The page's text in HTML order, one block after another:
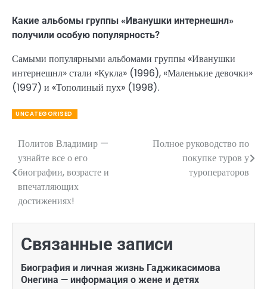
Какие альбомы группы «Иванушки интернешнл»
получили особую популярность?
Самыми популярными альбомами группы «Иванушки
интернешнл» стали «Кукла» (1996), «Маленькие девочки»
(1997) и «Тополиный пух» (1998).
UNCATEGORISED
Навигация
по
записям
Политов Владимир —
узнайте все о его
биографии, возрасте и
впечатляющих
достижениях!
Полное руководство по
покупке туров у
туроператоров
Связанные записи
Биография и личная жизнь Гаджикасимова
Онегина — информация о жене и детях